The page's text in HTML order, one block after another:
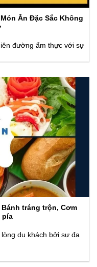
Ăn Đặc Sắc Không
đường ẩm thực với sự
Bánh tráng trộn, Cơm
pía
du khách bởi sự đa